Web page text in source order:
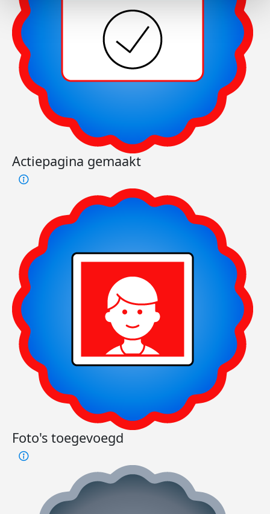
Actiepagina gemaakt
Foto's toegevoegd